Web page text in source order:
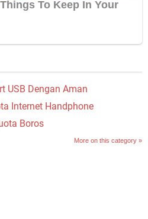
USB Dengan Aman
Internet Handphone
Boros
More on this category »